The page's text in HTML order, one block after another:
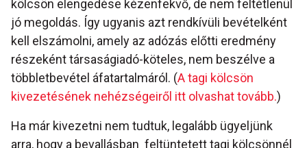
kölcsön elengedése kézenfekvő, de nem feltétlenül
jó megoldás. Így ugyanis azt rendkívüli bevételként
kell elszámolni, amely az adózás előtti eredmény
részeként társaságiadó-köteles, nem beszélve a
többletbevétel áfatartalmáról. (A tagi kölcsön
kivezetésének nehézségeiről itt olvashat tovább.)
Ha már kivezetni nem tudtuk, legalább ügyeljünk
arra, hogy a bevallásban feltüntetett tagi kölcsönnél